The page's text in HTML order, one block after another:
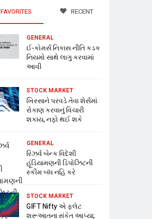
FAVORITES RECENT
GENERAL
ઈ-કોમર્સ નિકાસ નીતિ કડક
નિયમો સાથે લાગુ કરવામાં
આવી
STOCK MARKET
ખિસ્સાને પરવડે તેવા શેર્સમાં
રોકાણ કરવાનું વિચારી
શકાય, નફો થઈ શકે
GENERAL
રિઝર્વ બેન્ક વિદેશી
હૂંડિયામણની ડિપોઝિટની
સ્કીમ બંધ નહિ કરે
STOCK MARKET
GIFT Nifty એ ફ્લેટ
શરૂઆતના સંકેત આપ્યા;